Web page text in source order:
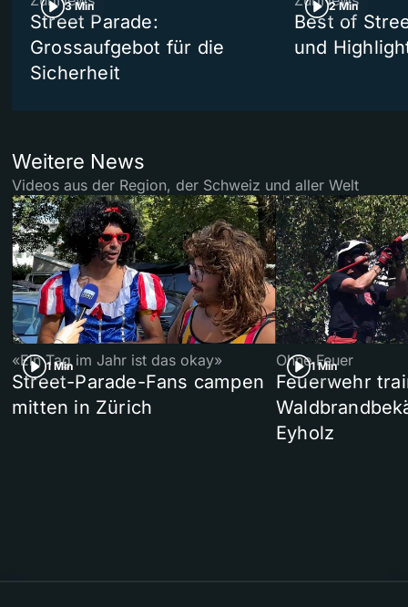
3 Min
Street Parade:
Grossaufgebot für die
Sicherheit
2 Min
Best of
und
Weitere News
Videos aus der Region, der Schweiz und aller Welt
1 Min
«Ein Tag im Jahr ist das okay»
Street-Parade-Fans campen
mitten in Zürich
1 Min
Ohne Feuer
Feuerwehr
Eyholz